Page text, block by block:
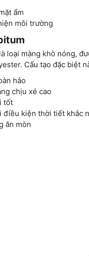
ẩm
môi trường
loại màng khò nóng,
Cấu tạo đặc biệt
hảo
chịu xé cao
tốt
điều kiện thời tiết khắc
ăn mòn